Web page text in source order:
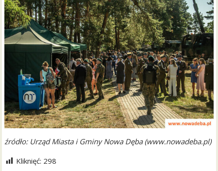
źródło: Urząd Miasta i Gminy Nowa Dęba (www.nowadeba.pl)
Kliknięć: 298